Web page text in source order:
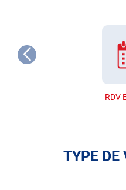
RDV
TYPE DE